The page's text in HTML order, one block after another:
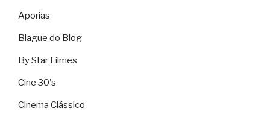
Aporias
Blague do Blog
By Star Filmes
Cine 30's
Cinema Clássico